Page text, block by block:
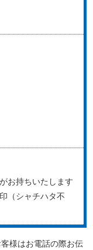
お持ちいたします
（シャチハタ不
様はお電話の際お伝